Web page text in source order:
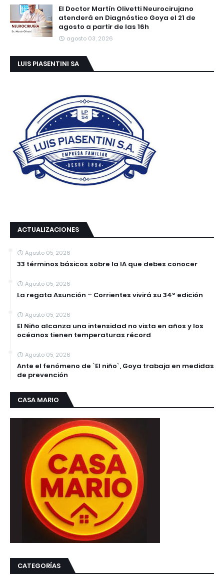
El Doctor Martín Olivetti Neurocirujano
atenderá en Diagnóstico Goya el 21 de
agosto a partir de las 16h
agosto 03, 2026
LUIS PIASENTINI SA
ACTUALIZACIONES
Agosto 05, 2026
33 términos básicos sobre la IA que debes conocer
Agosto 05, 2026
La regata Asunción – Corrientes vivirá su 34º edición
Agosto 05, 2026
El Niño alcanza una intensidad no vista en años y los
océanos tienen temperaturas récord
Agosto 05, 2026
Ante el fenómeno de `El niño`, Goya trabaja en medidas
de prevención
CASA MARIO
CATEGORÍAS